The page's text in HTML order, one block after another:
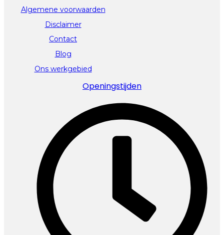
Algemene voorwaarden
Disclaimer
Contact
Blog
Ons werkgebied
Openingstijden